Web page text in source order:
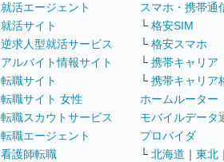
就活エージェント
就活サイト
逆求人型就活サービス
アルバイト情報サイト
転職サイト
転職サイト 女性
転職スカウトサービス
転職エージェント
看護師転職
スマホ・携帯通
└ 格安SIM
└ 格安スマホ
└ 携帯キャリア
└ 携帯キャリア
ホームルーター
モバイルデータ
プロバイダ
└ 北海道 ｜ 東北 ｜